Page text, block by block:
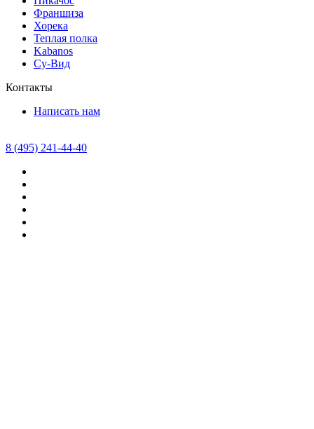
Франшиза
Хорека
Теплая полка
Kabanos
Су-Вид
Контакты
Написать нам
8 (495) 241-44-40